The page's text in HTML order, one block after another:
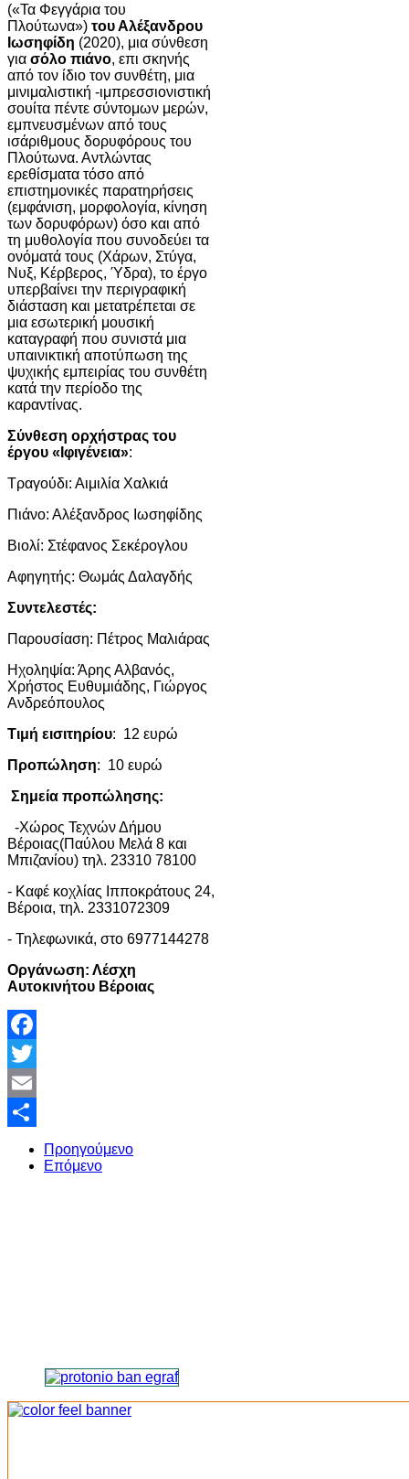
(«Τα Φεγγάρια του
Πλούτωνα») του Αλέξανδρου
Ιωσηφίδη (2020), μια σύνθεση
για σόλο πιάνο, επι σκηνής
από τον ίδιο τον συνθέτη, μια
μινιμαλιστική -ιμπρεσσιονιστική
σουίτα πέντε σύντομων μερών,
εμπνευσμένων από τους
ισάριθμους δορυφόρους του
Πλούτωνα. Αντλώντας
ερεθίσματα τόσο από
επιστημονικές παρατηρήσεις
(εμφάνιση, μορφολογία, κίνηση
των δορυφόρων) όσο και από
τη μυθολογία που συνοδεύει τα
ονόματά τους (Χάρων, Στύγα,
Νυξ, Κέρβερος, Ύδρα), το έργο
υπερβαίνει την περιγραφική
διάσταση και μετατρέπεται σε
μια εσωτερική μουσική
καταγραφή που συνιστά μια
υπαινικτική αποτύπωση της
ψυχικής εμπειρίας του συνθέτη
κατά την περίοδο της
καραντίνας.
Σύνθεση ορχήστρας του
έργου «Ιφιγένεια»:
Τραγούδι: Αιμιλία Χαλκιά
Πιάνο: Αλέξανδρος Ιωσηφίδης
Βιολί: Στέφανος Σεκέρογλου
Αφηγητής: Θωμάς Δαλαγδής
Συντελεστές:
Παρουσίαση: Πέτρος Μαλιάρας
Ηχοληψία: Άρης Αλβανός,
Χρήστος Ευθυμιάδης, Γιώργος
Ανδρεόπουλος
Τιμή εισιτηρίου: 12 ευρώ
Προπώληση: 10 ευρώ
Σημεία προπώλησης:
-Χώρος Τεχνών Δήμου
Βέροιας(Παύλου Μελά 8 και
Μπιζανίου) τηλ. 23310 78100
- Καφέ κοχλίας Ιπποκράτους 24,
Βέροια, τηλ. 2331072309
- Τηλεφωνικά, στο 6977144278
Οργάνωση: Λέσχη
Αυτοκινήτου Βέροιας
Facebook
Twitter
Email
Share
Προηγούμενο
Επόμενο